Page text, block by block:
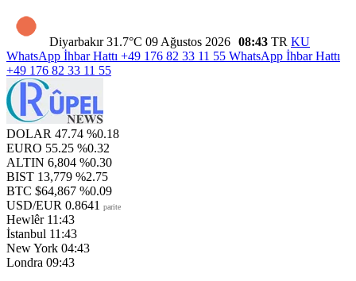
Diyarbakır 31.7°C 09 Ağustos 2026 08:43 TR KU
WhatsApp İhbar Hattı +49 176 82 33 11 55 WhatsApp İhbar Hattı
+49 176 82 33 11 55
DOLAR 47.74 %0.18
EURO 55.25 %0.32
ALTIN 6,804 %0.30
BIST 13,779 %2.75
BTC $64,867 %0.09
USD/EUR 0.8641 parite
Hewlêr 11:43
İstanbul 11:43
New York 04:43
Londra 09:43